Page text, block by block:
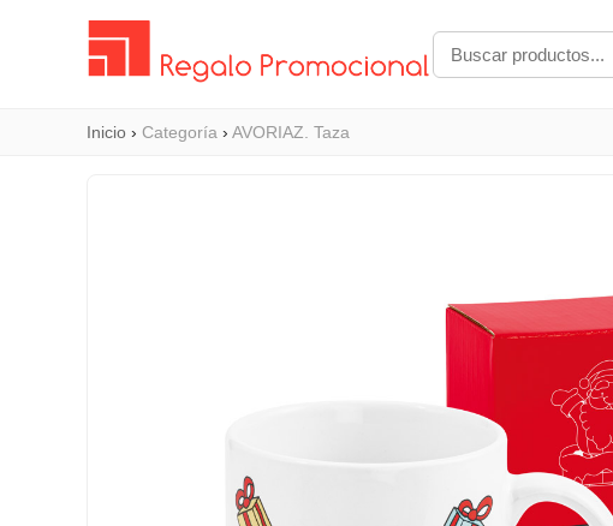
Inicio › Categoría › AVORIAZ. Taza